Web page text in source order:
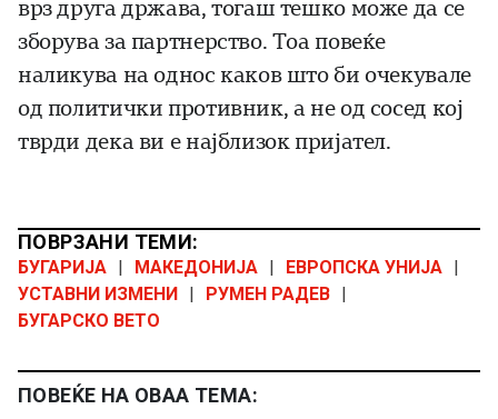
врз друга држава, тогаш тешко може да се
зборува за партнерство. Тоа повеќе
наликува на однос каков што би очекувале
од политички противник, а не од сосед кој
тврди дека ви е најблизок пријател.
ПОВРЗАНИ ТЕМИ:
БУГАРИЈА МАКЕДОНИЈА ЕВРОПСКА УНИЈА
УСТАВНИ ИЗМЕНИ
РУМЕН РАДЕВ
БУГАРСКО ВЕТО
ПОВЕЌЕ НА ОВАА ТЕМА: